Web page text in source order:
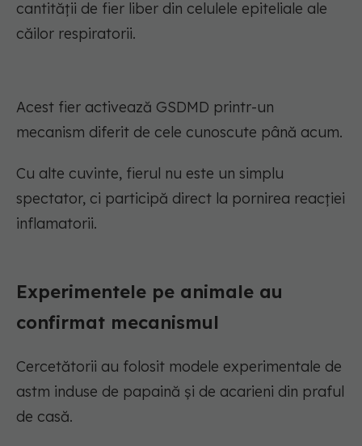
cantității de fier liber din celulele epiteliale ale
căilor respiratorii.
Acest fier activează GSDMD printr-un
mecanism diferit de cele cunoscute până acum.
Cu alte cuvinte, fierul nu este un simplu
spectator, ci participă direct la pornirea reacției
inflamatorii.
Experimentele pe animale au
confirmat mecanismul
Cercetătorii au folosit modele experimentale de
astm induse de papaină și de acarieni din praful
de casă.